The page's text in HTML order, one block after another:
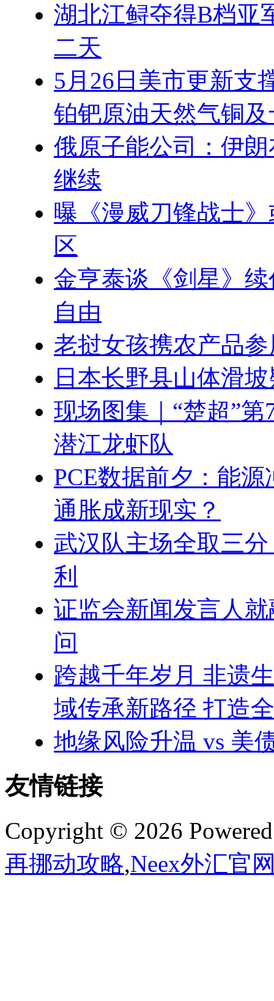
湖北江鲟夺得B档亚
二天
5月26日美市更新支
铂钯原油天然气铜
俄原子能公司：伊
继续
曝《漫威刀锋战士
区
金亨泰谈《剑星》
自由
老挝女孩携农产品
日本长野县山体滑
现场图集｜“楚超”
潜江龙虾队
PCE数据前夕：能
通胀成新现实？
武汉队主场全取三
利
证监会新闻发言人
问
跨越千年岁月 非遗
域传承新路径 打造
地缘风险升温 vs 美
友情链接
Copyright © 2026
再挪动攻略,Neex外汇官